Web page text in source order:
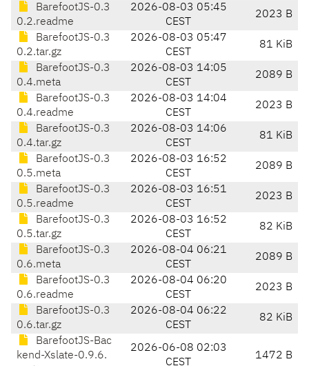
BarefootJS-0.3
0.2.readme
2026-08-03 05:45
CEST
2023 B
BarefootJS-0.3
0.2.tar.gz
2026-08-03 05:47
CEST
81 KiB
BarefootJS-0.3
0.4.meta
2026-08-03 14:05
CEST
2089 B
BarefootJS-0.3
0.4.readme
2026-08-03 14:04
CEST
2023 B
BarefootJS-0.3
0.4.tar.gz
2026-08-03 14:06
CEST
81 KiB
BarefootJS-0.3
0.5.meta
2026-08-03 16:52
CEST
2089 B
BarefootJS-0.3
0.5.readme
2026-08-03 16:51
CEST
2023 B
BarefootJS-0.3
0.5.tar.gz
2026-08-03 16:52
CEST
82 KiB
BarefootJS-0.3
0.6.meta
2026-08-04 06:21
CEST
2089 B
BarefootJS-0.3
0.6.readme
2026-08-04 06:20
CEST
2023 B
BarefootJS-0.3
0.6.tar.gz
2026-08-04 06:22
CEST
82 KiB
BarefootJS-Bac
kend-Xslate-0.9.6.
2026-06-08 02:03
CEST
1472 B